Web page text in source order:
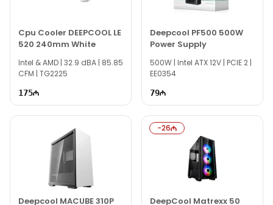
Cpu Cooler DEEPCOOL LE
520 240mm White
Intel & AMD | 32.9 dBA | 85.85
CFM | TG2225
175
Deepcool PF500 500W
Power Supply
500W | Intel ATX 12V | PCIE 2 |
EE0354
79
Deepcool MACUBE 310P
-26
DeepCool Matrexx 50